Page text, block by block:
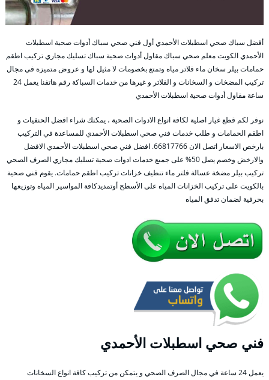
أفضل سباك صحي اسطبلات الأحمدي أول فني صحي سباك أدوات صحية اسطبلات
الأحمدي الكويت معلم صحي سباك مقاول أدوات صحية سباك تسليك مجاري تركيب اطقم
حمامات بيلر سخان ماء فلاتر مياه وتمتع بخصومات لا مثيل لها و عروض متميزة في مجال
تركيب المضخات و السخانات و الفلاتر و غيرها من خدمات السباكة رقم هاتفنا يعمل 24
ساعة مقاول أدوات صحية اسطبلات الأحمدي
نوفر لكم قطع غيار اصلية لكافة انواع الادوات الصحية ، يمكنك شراء افضل الحنفيات و
اطقم الحمامات و طلب خدمات فني صحي اسطبلات الأحمدي للمساعدة في التركيب
بارخص الاسعار اتصل الان 66817766. افضل فني صحي اسطبلات الأحمدي الافضل
والارخض وخصم يصل 50% على جميع خدمات ادوات صحية تسليك مجاري الصرف الصحي
تركيب بيلر مضخة عسالة فلتر ماء تنظيف خزانات تركيب اطقم حمامات. يقوم فني صحية
بالكويت على تركيب الخزانات المياه على الأسطح أوتمديدكافة المواسير المياه وتوزيعها
بحرفية لضمان تدفق المياه
فني صحي اسطبلات الأحمدي
يعمل 24 ساعة في مجال الصرف الصحي و يتمكن من تركيب كافة انواع السخانات